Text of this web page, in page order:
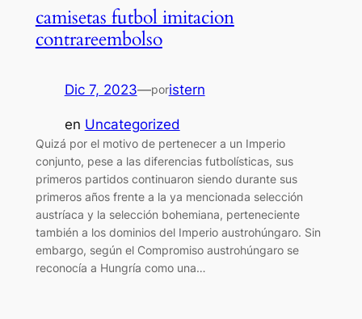
camisetas futbol imitacion
contrareembolso
Dic 7, 2023—poristern
en Uncategorized
Quizá por el motivo de pertenecer a un Imperio
conjunto, pese a las diferencias futbolísticas, sus
primeros partidos continuaron siendo durante sus
primeros años frente a la ya mencionada selección
austríaca y la selección bohemiana, perteneciente
también a los dominios del Imperio austrohúngaro. Sin
embargo, según el Compromiso austrohúngaro se
reconocía a Hungría como una…